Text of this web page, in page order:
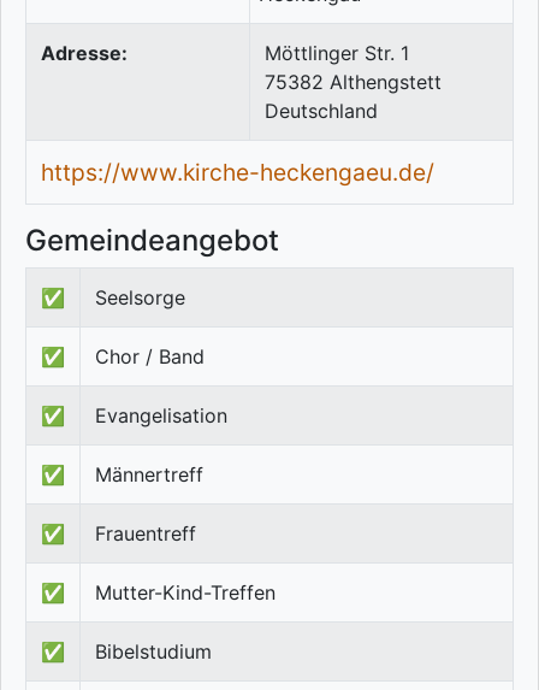
Adresse:
Möttlinger Str. 1
75382 Althengstett
Deutschland
https://www.kirche-heckengaeu.de/
Gemeindeangebot
✅ Seelsorge
✅ Chor / Band
✅ Evangelisation
✅ Männertreff
✅ Frauentreff
✅ Mutter-Kind-Treffen
✅ Bibelstudium